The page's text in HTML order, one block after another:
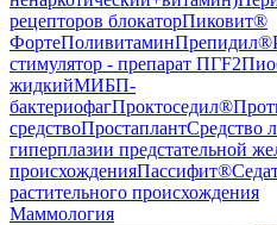
рецепторов блокаторПиковит®
ФортеПоливитаминПрепидил®
стимулятор - препарат ПГF2
жидкийМИБП-
бактериофагПроктоседил®
средствоПростаплантСредство
гиперплазии предстательной
происхожденияПассифит®
растительного происхождения
Маммология